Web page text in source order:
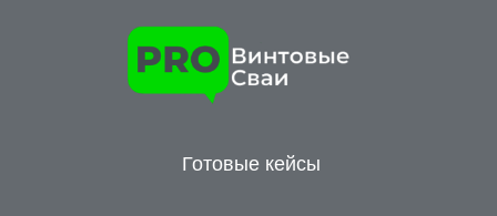
Готовые кейсы